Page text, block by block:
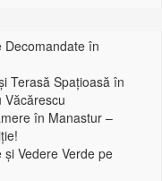
Decomandate în
Terasă Spațioasă în
Văcărescu
în Manastur –
Vedere Verde pe